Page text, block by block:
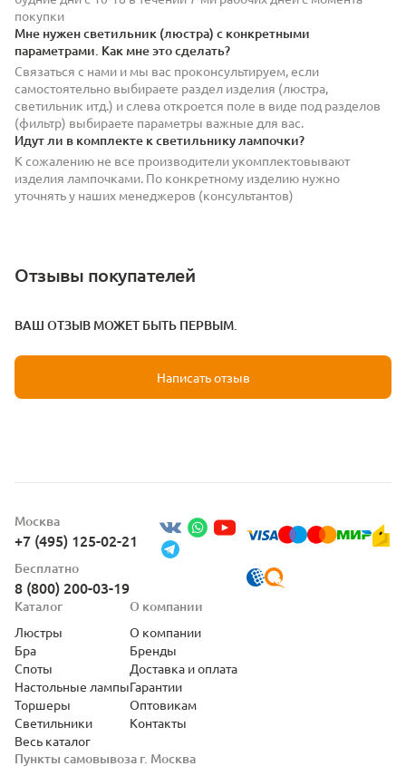
покупки
Мне нужен светильник (люстра) с конкретными
параметрами. Как мне это сделать?
Связаться с нами и мы вас проконсультируем, если
самостоятельно выбираете раздел изделия (люстра,
светильник итд.) и слева откроется поле в виде под разделов
(фильтр) выбираете параметры важные для вас.
Идут ли в комплекте к светильнику лампочки?
К сожалению не все производители укомплектовывают
изделия лампочками. По конкретному изделию нужно
уточнять у наших менеджеров (консультантов)
Отзывы покупателей
ВАШ ОТЗЫВ МОЖЕТ БЫТЬ ПЕРВЫМ.
Написать отзыв
Москва
+7 (495) 125-02-21
Бесплатно
8 (800) 200-03-19
Пункты самовывоза г. Москва
Каталог
Люстры
Бра
Споты
Настольные лампы
Торшеры
Светильники
Весь каталог
О компании
О компании
Бренды
Доставка и оплата
Гарантии
Оптовикам
Контакты